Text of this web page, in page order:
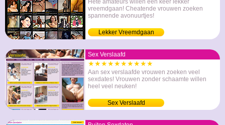
Hete amateurs willen een keer lekker
vreemdgaan! Cheatende vrouwen zoeken
spannende avonuurtjes!
Lekker Vreemdgaan
Sex Verslaafd
★★★★★★★★★★
Aan sex verslaafde vrouwen zoeken veel
sexdates! Vrouwen zonder schaamte willen
heel veel neuken!
Sex Verslaafd